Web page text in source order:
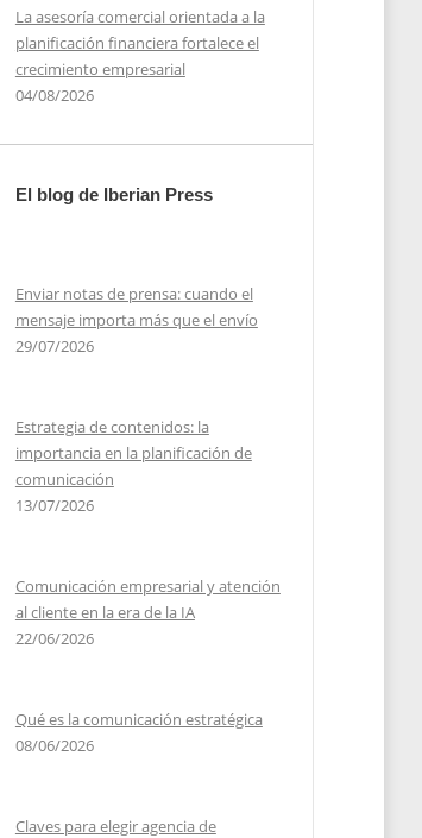
La asesoría comercial orientada a la
planificación financiera fortalece el
crecimiento empresarial
04/08/2026
El blog de Iberian Press
Enviar notas de prensa: cuando el
mensaje importa más que el envío
29/07/2026
Estrategia de contenidos: la
importancia en la planificación de
comunicación
13/07/2026
Comunicación empresarial y atención
al cliente en la era de la IA
22/06/2026
Qué es la comunicación estratégica
08/06/2026
Claves para elegir agencia de